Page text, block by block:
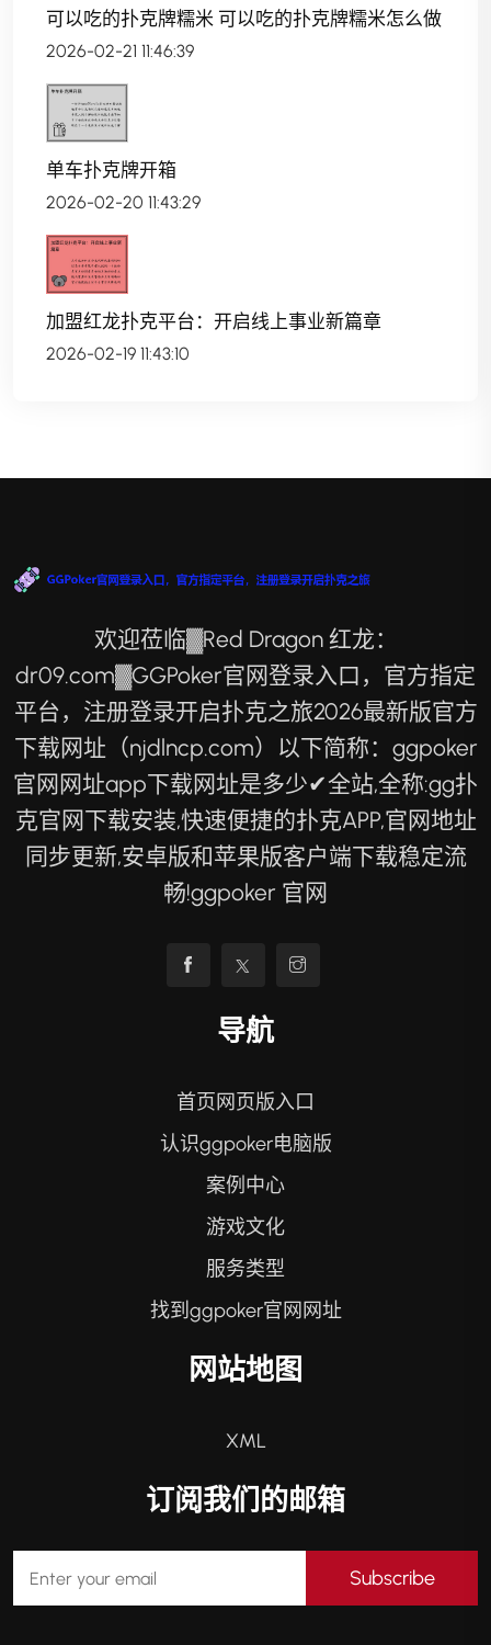
可以吃的扑克牌糯米 可以吃的扑克牌糯米怎么做
2026-02-21 11:46:39
单车扑克牌开箱
2026-02-20 11:43:29
加盟红龙扑克平台：开启线上事业新篇章
2026-02-19 11:43:10
欢迎莅临▓Red Dragon 红龙：
dr09.com▓GGPoker官网登录入口，官方指定
平台，注册登录开启扑克之旅2026最新版官方
下载网址（njdlncp.com）以下简称：ggpoker
官网网址app下载网址是多少✔全站,全称:gg扑
克官网下载安装,快速便捷的扑克APP,官网地址
同步更新,安卓版和苹果版客户端下载稳定流
畅!ggpoker 官网
导航
首页网页版入口
认识ggpoker电脑版
案例中心
游戏文化
服务类型
找到ggpoker官网网址
网站地图
XML
订阅我们的邮箱
Subscribe